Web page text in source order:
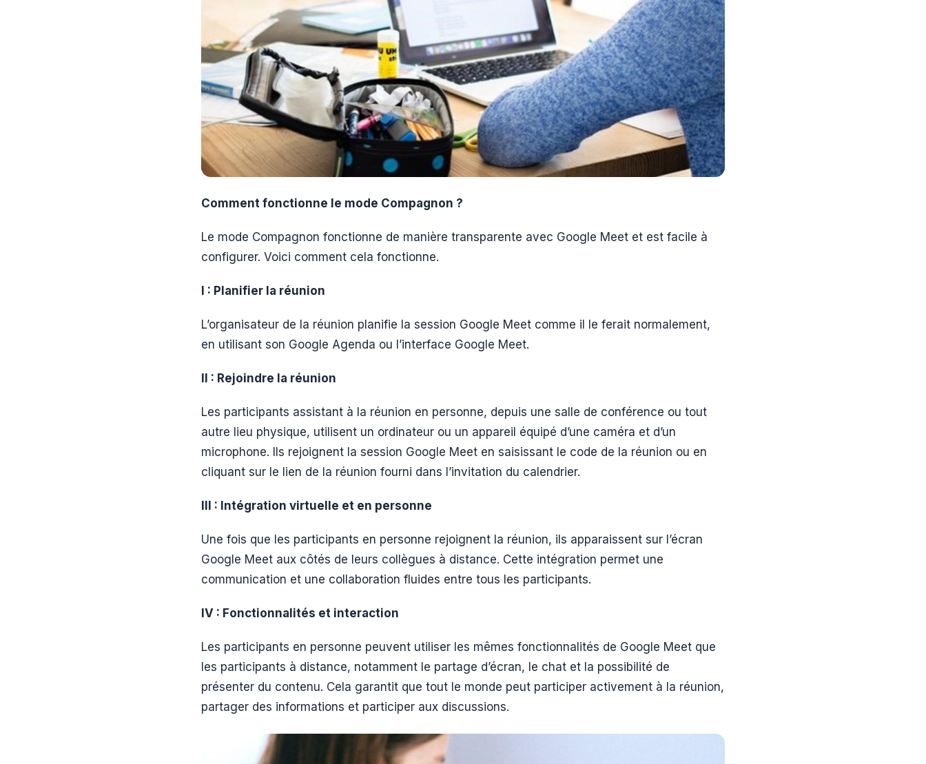
Comment fonctionne le mode Compagnon ?
Le mode Compagnon fonctionne de manière transparente avec Google Meet et est facile à
configurer. Voici comment cela fonctionne.
I : Planifier la réunion
L’organisateur de la réunion planifie la session Google Meet comme il le ferait normalement,
en utilisant son Google Agenda ou l’interface Google Meet.
II : Rejoindre la réunion
Les participants assistant à la réunion en personne, depuis une salle de conférence ou tout
autre lieu physique, utilisent un ordinateur ou un appareil équipé d’une caméra et d’un
microphone. Ils rejoignent la session Google Meet en saisissant le code de la réunion ou en
cliquant sur le lien de la réunion fourni dans l’invitation du calendrier.
III : Intégration virtuelle et en personne
Une fois que les participants en personne rejoignent la réunion, ils apparaissent sur l’écran
Google Meet aux côtés de leurs collègues à distance. Cette intégration permet une
communication et une collaboration fluides entre tous les participants.
IV : Fonctionnalités et interaction
Les participants en personne peuvent utiliser les mêmes fonctionnalités de Google Meet que
les participants à distance, notamment le partage d’écran, le chat et la possibilité de
présenter du contenu. Cela garantit que tout le monde peut participer activement à la réunion,
partager des informations et participer aux discussions.